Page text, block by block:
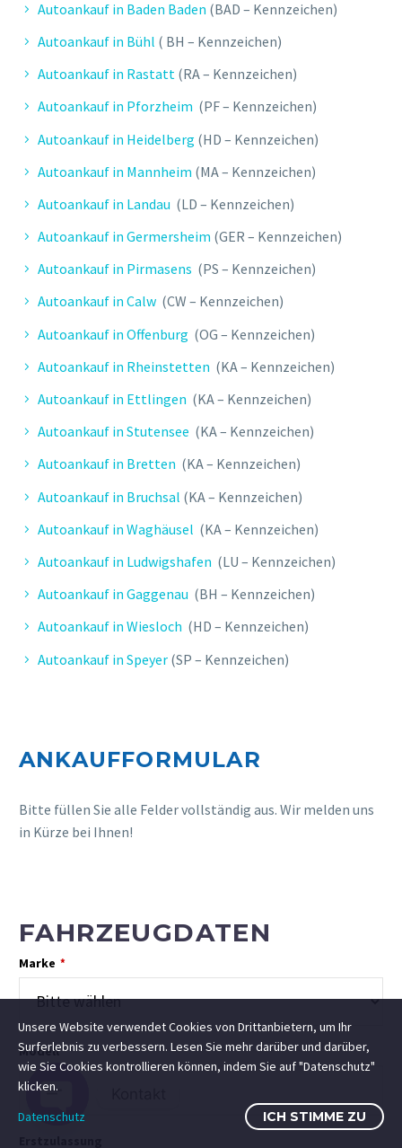
Autoankauf in Baden Baden (BAD – Kennzeichen)
Autoankauf in Bühl ( BH – Kennzeichen)
Autoankauf in Rastatt (RA – Kennzeichen)
Autoankauf in Pforzheim (PF – Kennzeichen)
Autoankauf in Heidelberg (HD – Kennzeichen)
Autoankauf in Mannheim (MA – Kennzeichen)
Autoankauf in Landau (LD – Kennzeichen)
Autoankauf in Germersheim (GER – Kennzeichen)
Autoankauf in Pirmasens (PS – Kennzeichen)
Autoankauf in Calw (CW – Kennzeichen)
Autoankauf in Offenburg (OG – Kennzeichen)
Autoankauf in Rheinstetten (KA – Kennzeichen)
Autoankauf in Ettlingen (KA – Kennzeichen)
Autoankauf in Stutensee (KA – Kennzeichen)
Autoankauf in Bretten (KA – Kennzeichen)
Autoankauf in Bruchsal (KA – Kennzeichen)
Autoankauf in Waghäusel (KA – Kennzeichen)
Autoankauf in Ludwigshafen (LU – Kennzeichen)
Autoankauf in Gaggenau (BH – Kennzeichen)
Autoankauf in Wiesloch (HD – Kennzeichen)
Autoankauf in Speyer (SP – Kennzeichen)
ANKAUFFORMULAR
Bitte füllen Sie alle Felder vollständig aus. Wir melden uns
in Kürze bei Ihnen!
FAHRZEUGDATEN
Marke *
Modell
Unsere Website verwendet Cookies von Drittanbietern, um Ihr
Surferlebnis zu verbessern. Lesen Sie mehr darüber und darüber,
wie Sie Cookies kontrollieren können, indem Sie auf "Datenschutz"
klicken.
Datenschutz
ICH STIMME ZU